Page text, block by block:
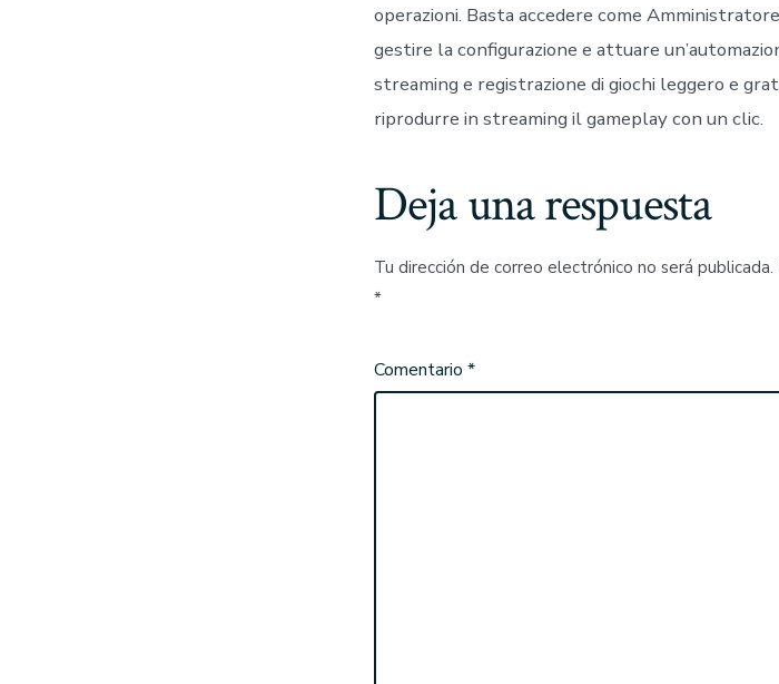
operazioni. Basta accedere come
gestire la configurazione e attuare
streaming e registrazione di giochi leggero e
riprodurre in streaming il gameplay con un clic.
Deja una respuesta
Tu dirección de correo electrónico no será publicada.
*
Comentario *